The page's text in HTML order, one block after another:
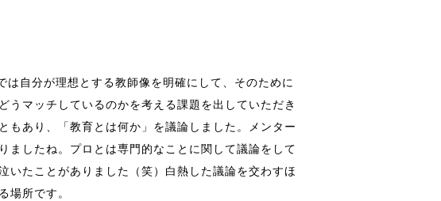
自分が理想とする教師像を明確にして、そのために
うマッチしているのかを考える課題を出していただき
もあり、「教育とは何か」を議論しました。メンター
ましたね。プロとは専門的なことに関して議論をして
いたことがありました（笑）白熱した議論を交わすほ
場所です。